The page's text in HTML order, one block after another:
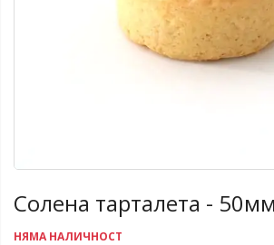
Солена тарталета -
НЯМА НАЛИЧНОСТ